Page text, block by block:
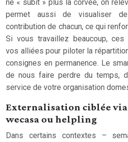
ne « subit » plus la corvée, on
permet aussi de visualiser
contribution de chacun, ce qui
Si vous travaillez beaucoup, ces
vos alliées pour piloter la
consignes en permanence. Le
de nous faire perdre du temps,
service de votre organisation
Externalisation ciblée
wecasa ou helpling
Dans certains contextes –